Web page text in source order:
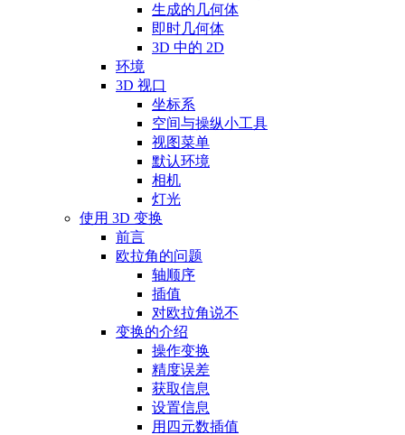
生成的几何体
即时几何体
3D 中的 2D
环境
3D 视口
坐标系
空间与操纵小工具
视图菜单
默认环境
相机
灯光
使用 3D 变换
前言
欧拉角的问题
轴顺序
插值
对欧拉角说不
变换的介绍
操作变换
精度误差
获取信息
设置信息
用四元数插值